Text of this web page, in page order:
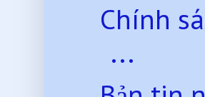
Chính
...